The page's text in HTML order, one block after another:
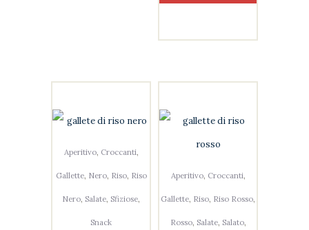
Aperitivo, Croccanti,
Gallette, Nero, Riso, Riso
Nero, Salate, Sfiziose,
Snack
Aperitivo, Croccanti,
Gallette, Riso, Riso Rosso,
Rosso, Salate, Salato,